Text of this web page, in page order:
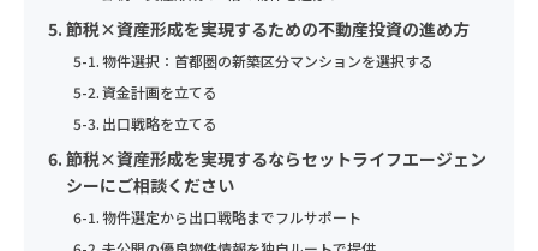
節税×資産形成を実現するための不動産投資の進め方
物件選択：首都圏の新築区分マンションを選択する
資金計画を立てる
出口戦略を立てる
節税×資産形成を実現するならセットライフエージェン
シーにご相談ください
物件選定から出口戦略までフルサポート
①法令に基づく場合
②人の生命、身体又は財産の保護のために必要がある場合であっ
て、本人の同意を得ることが困難であるとき。
③公衆衛生の向上又は児童の健全な育成推進のために特に必要が
④国の機関若しくは地方公共団体又はその委託を受けた者が法令
あって、本人の同意を得ることにより当該事務の遂行に支障を及
理的に認められる範囲においてのみ行い、その内容をご本人に対
通知し、または当社のホームページなどにより公表します。
5）個人情報の取得
当社は、業務上必要な範囲で、かつ、適法で公正な手段により個
人情報を取得します。
当サイトでは、Googleによるアクセス解析ツール「Googleアナ
リティクス」を使用しています。このGoogleアナリティクスは
メールアドレス
ご興味のある内容
2）従業員教育
当社は、個人情報の取扱いが適正に行われるよう従業者への教
3）個人情報の利用目的
セットライフエージェンシー株式会社は、お客様の個人情報等の
取扱いについて、個人情報保護法、個人情報保護方針及びその他
の規範を遵守いたします。
お名前
お名前
ージに記載してあります。
4) 利用目的の変更
上記の利用目的を変更する場合には、相当の関連性を有すると合
理的に認められる範囲においてのみ行い、その内容をご本人に対
し、原則として書面等（電磁的記録を含む。以下同じ。）により
通知し、または当社のホームページなどにより公表します。
お住まいの都道府県
電話番号
メールアドレス